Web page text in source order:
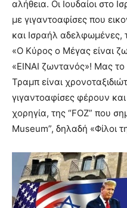
αλήθεια. Οι Ιουδαίοι στο
με γιγαντοαφίσες που
και Ισραήλ αδελφωμένες,
«Ο Κύρος ο Μέγας είναι
«ΕΙΝΑΙ ζωντανός»! Μας
Τραμπ είναι
γιγαντοαφίσες φέρουν
χορηγία, της “FOZ” που
Museum”, δηλαδή «Φίλοι